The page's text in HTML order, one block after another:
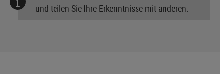
und teilen Sie Ihre Erkenntnisse mit anderen.